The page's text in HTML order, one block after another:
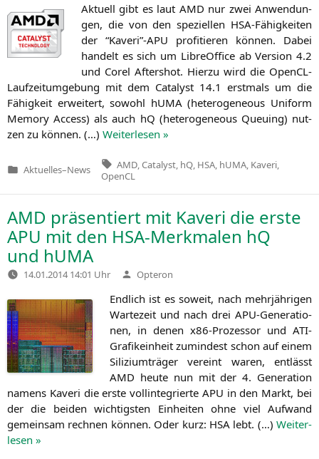
Aktu­ell gibt es laut AMD nur zwei Anwen­dun­
gen, die von den spe­zi­el­len HSA-Fähig­kei­ten
der “Kaveri”-APU pro­fi­tie­ren kön­nen. Dabei
han­delt es sich um Libre­Of­fice ab Ver­si­on 4.2
und Corel Aftershot. Hier­zu wird die Open­CL-
Lauf­zeit­um­ge­bung mit dem Cata­lyst 14.1 erst­mals um die
Fähig­keit erwei­tert, sowohl hUMA (hete­ro­ge­neous Uni­form
Memo­ry Access) als auch hQ (hete­ro­ge­neous Queu­ing) nut­
zen zu kön­nen. (…) Wei­ter­le­sen »
Veröffentlicht
Aktuelles–News
Tags:
AMD Catalyst hQ HSA hUMA Kaveri
OpenCL
AMD präsentiert mit Kaveri die erste
APU mit den HSA-Merkmalen hQ
und hUMA
14.01.2014 14:01 Uhr Verfasst
von
Opteron
End­lich ist es soweit, nach mehr­jäh­ri­gen
War­te­zeit und nach drei APU-Gene­ra­tio­
nen, in denen x86-Pro­zes­sor und ATI-
Gra­fik­ein­heit zumin­dest schon auf einem
Sili­zi­um­trä­ger ver­eint waren, ent­lässt
AMD heu­te nun mit der 4. Gene­ra­ti­on
namens Kaveri die ers­te voll­in­te­grier­te APU in den Markt, bei
der die bei­den wich­tigs­ten Ein­hei­ten ohne viel Auf­wand
gemein­sam rech­nen kön­nen. Oder kurz: HSA lebt. (…) Wei­ter­
le­sen »